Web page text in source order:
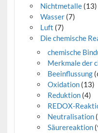
Nichtmetalle(13)
Wasser(7)
Luft (7)
Die chemische
chemische
Merkmale der
Beeinflussung
Oxidation (13)
Reduktion (4)
REDOX-
Neutralisation
Säurereaktion